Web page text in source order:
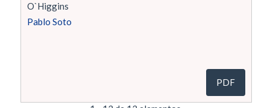
O`Higgins
Pablo Soto
PDF